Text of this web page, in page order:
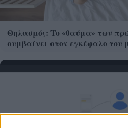
Θηλασμός: Το «θαύμα» των
συμβαίνει στον εγκέφαλο του